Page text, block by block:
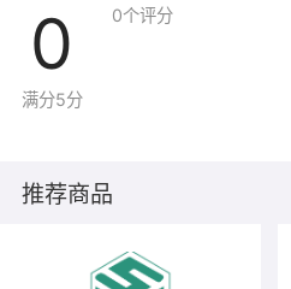
0
满分5分
0个评分
推荐商品